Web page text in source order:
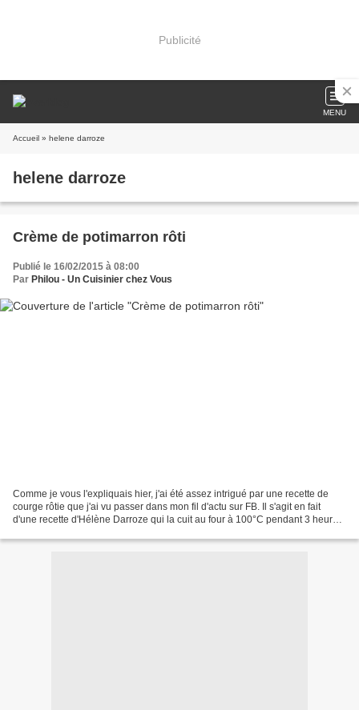
Publicité
MENU
Accueil » helene darroze
helene darroze
Crème de potimarron rôti
Publié le 16/02/2015 à 08:00
Par Philou - Un Cuisinier chez Vous
Comme je vous l'expliquais hier, j'ai été assez intrigué par une recette de
courge rôtie que j'ai vu passer dans mon fil d'actu sur FB. Il s'agit en fait
d'une recette d'Hélène Darroze qui la cuit au four à 100°C pendant 3 heures.